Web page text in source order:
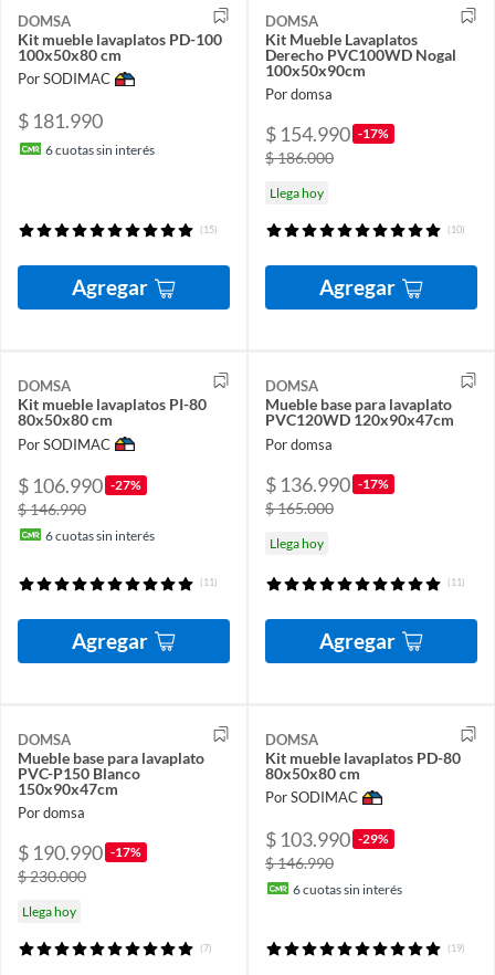
DOMSA
Kit mueble lavaplatos PD-100
100x50x80 cm
Por SODIMAC
$ 181.990
6cuotas sin interés
(15)
Agregar
DOMSA
Kit Mueble Lavaplatos
Derecho PVC100WD Nogal
100x50x90cm
Por domsa
$ 154.990 -17%
$ 186.000
Llega hoy
(10)
Agregar
DOMSA
Kit mueble lavaplatos PI-80
80x50x80 cm
Por SODIMAC
$ 106.990 -27%
$ 146.990
6cuotas sin interés
(11)
Agregar
DOMSA
Mueble base para lavaplato
PVC120WD 120x90x47cm
Por domsa
$ 136.990 -17%
$ 165.000
Llega hoy
(11)
Agregar
DOMSA
Mueble base para lavaplato
PVC-P150 Blanco
150x90x47cm
Por domsa
$ 190.990 -17%
$ 230.000
Llega hoy
(7)
DOMSA
Kit mueble lavaplatos PD-80
80x50x80 cm
Por SODIMAC
$ 103.990 -29%
$ 146.990
6cuotas sin interés
(19)